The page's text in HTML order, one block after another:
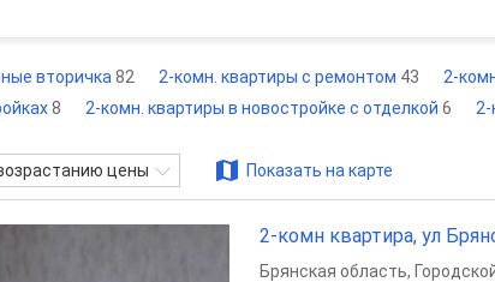
вторичка 82 2-комн. квартиры с ремонтом 43 2-
8 2-комн. квартиры в новостройке с отделкой 6 2-
цены Показать на карте
2-комн квартира, ул
Брянская область,